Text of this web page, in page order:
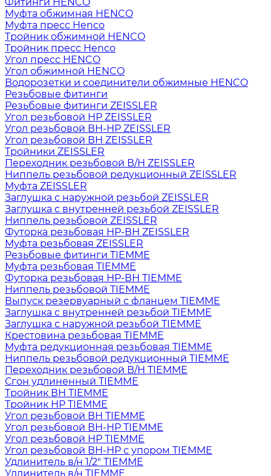
Муфта обжимная HENCO
Муфта пресс Henco
Тройник обжимной HENCO
Тройник пресс Henco
Угол пресс HENCO
Угол обжимной HENCO
Водорозетки и соединители обжимные HENCO
Резьбовые фитинги
Резьбовые фитинги ZEISSLER
Угол резьбовой НР ZEISSLER
Угол резьбовой ВН-НР ZEISSLER
Угол резьбовой ВН ZEISSLER
Тройники ZEISSLER
Переходник резьбовой В/Н ZEISSLER
Ниппель резьбовой редукционный ZEISSLER
Муфта ZEISSLER
Заглушка с наружной резьбой ZEISSLER
Заглушка с внутренней резьбой ZEISSLER
Ниппель резьбовой ZEISSLER
Футорка резьбовая НР-ВН ZEISSLER
Муфта резьбовая ZEISSLER
Резьбовые фитинги TIEMME
Муфта резьбовая TIEMME
Футорка резьбовая НР-ВН TIEMME
Ниппель резьбовой TIEMME
Выпуск резервуарный с фланцем TIEMME
Заглушка с внутренней резьбой TIEMME
Заглушка с наружной резьбой TIEMME
Крестовина резьбовая TIEMME
Муфта редукционная резьбовая TIEMME
Ниппель резьбовой редукционный TIEMME
Переходник резьбовой В/Н TIEMME
Сгон удлиненный TIEMME
Тройник ВН TIEMME
Тройник НР TIEMME
Угол резьбовой ВН TIEMME
Угол резьбовой ВН-НР TIEMME
Угол резьбовой НР TIEMME
Угол резьбовой ВН-НР с упором TIEMME
Удлинитель в/н 1/2" TIEMME
Удлинитель в/н TIEMME